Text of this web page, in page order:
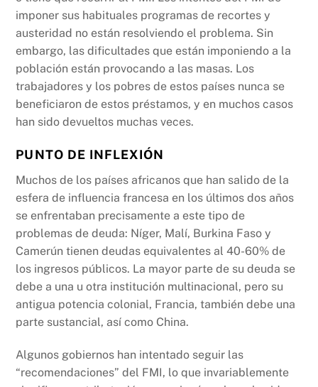
imponer sus habituales programas de recortes y
austeridad no están resolviendo el problema. Sin
embargo, las dificultades que están imponiendo a la
población están provocando a las masas. Los
trabajadores y los pobres de estos países nunca se
beneficiaron de estos préstamos, y en muchos casos
han sido devueltos muchas veces.
PUNTO DE INFLEXIÓN
Muchos de los países africanos que han salido de la
esfera de influencia francesa en los últimos dos años
se enfrentaban precisamente a este tipo de
problemas de deuda: Níger, Malí, Burkina Faso y
Camerún tienen deudas equivalentes al 40-60% de
los ingresos públicos. La mayor parte de su deuda se
debe a una u otra institución multinacional, pero su
antigua potencia colonial, Francia, también debe una
parte sustancial, así como China.
Algunos gobiernos han intentado seguir las
“recomendaciones” del FMI, lo que invariablemente